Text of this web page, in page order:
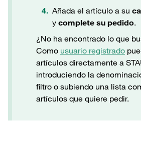
Añada el artículo a su
y complete su pedido.
¿No ha encontrado lo que
Como usuario registrado
artículos directamente a
introduciendo la
filtro o subiendo una lista
artículos que quiere pedir.